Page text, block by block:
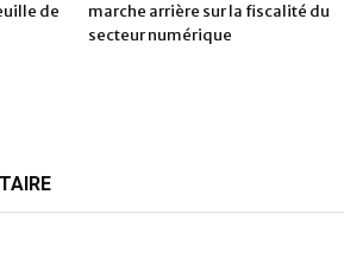
de
marche arrière sur la fiscalité du
secteur numérique